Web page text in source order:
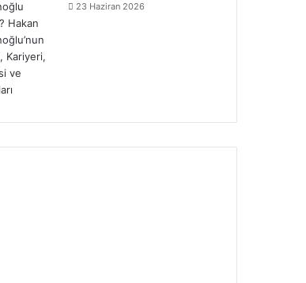
23 Haziran 2026